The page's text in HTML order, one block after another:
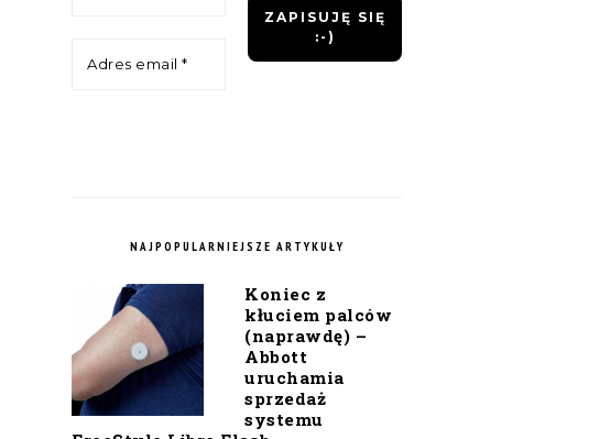
NAJPOPULARNIEJSZE ARTYKUŁY
Koniec z
kłuciem palców
(naprawdę) –
Abbott
uruchamia
sprzedaż
systemu